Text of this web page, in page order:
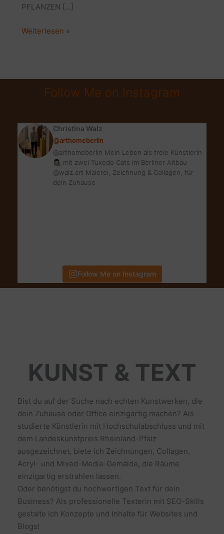
PFLANZEN […]
5
PFLANZEN,
Weiterlesen »
Follow Me on Instagram
Christina Walz
@arthomeberlin
@arthomeberlin Mein Leben als freie Künstlerin
👩🏻‍🎨 mit zwei Tuxedo Cats im Berliner Altbau
@walz.art Malerei, Zeichnung & Collagen, für
dein Zuhause
Follow Me on Instagram
KUNST & TEXT
Bist du auf der Suche nach echten Kunstwerken, die
dein Zuhause oder Office einzigartig machen? Als
studierte Künstlerin mit Hochschulabschluss und mit
dem Landeskunstpreis Rheinland-Pfalz
ausgezeichnet, biete ich Zeichnungen, Collagen,
Acryl- und Mixed-Media-Gemälde, die Räume
einzigartig erstrahlen lassen.
Oder benötigst du hochwertigen Text für dein
Business? Als professionelle Texterin mit SEO-Skills
gestalte ich Konzepte und Inhalte für Websites und
Blogs!